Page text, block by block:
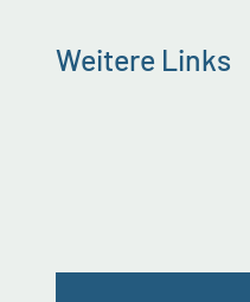
Weitere Links